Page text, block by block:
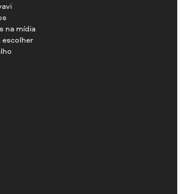
na mídia
escolher